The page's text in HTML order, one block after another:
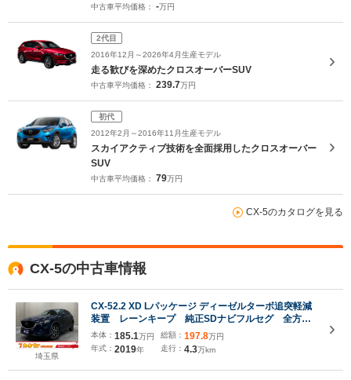
中古車平均価格： -万円
2代目
2016年12月～2026年4月生産モデル
走る歓びを深めたクロスオーバーSUV
中古車平均価格： 239.7万円
初代
2012年2月～2016年11月生産モデル
スカイアクティブ技術を全面採用したクロスオーバー
SUV
中古車平均価格： 79万円
CX-5のカタログを見る
CX-5の中古車情報
埼玉県
CX-52.2 XD Lパッケージ ディーゼルターボ追突軽減
装置 レーンキープ 純正SDナビフルセグ 全方位
モニター ETC ブラインドスポットモニター
LED アクティブクルーズコントロール
本体： 185.1万円
年式： 2019年
総額： 197.8万円
走行： 4.3万km